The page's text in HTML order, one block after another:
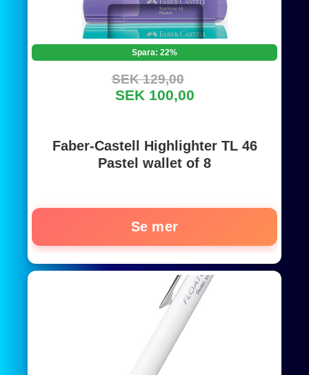
Spara: 22%
SEK 129,00
SEK 100,00
Faber-Castell Highlighter TL 46
Pastel wallet of 8
Se mer